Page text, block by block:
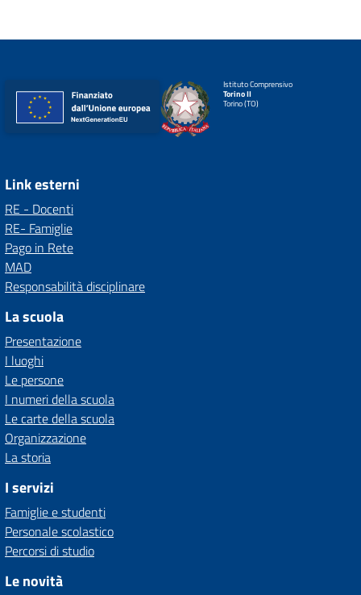
Istituto Comprensivo
Torino II
Torino (TO)
Link esterni
RE - Docenti
RE- Famiglie
Pago in Rete
MAD
Responsabilità disciplinare
La scuola
Presentazione
I luoghi
Le persone
I numeri della scuola
Le carte della scuola
Organizzazione
La storia
I servizi
Famiglie e studenti
Personale scolastico
Percorsi di studio
Le novità